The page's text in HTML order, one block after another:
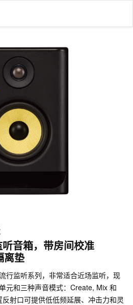
音箱，带房间校准
离垫
行监听系列，非常适合近场监听，现
元和三种声音模式：Create, Mix 和
射口可提供低低频延展、冲击力和灵